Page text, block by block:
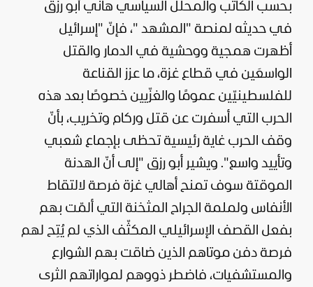
بحسب الكاتب والمحلل السياسي هاني أبو رزق
في حديثه لمنصة " المشهد "، فإنّ "إسرائيل
أظهرت همجية ووحشية في الدمار والقتل
الواسعَين في قطاع غزة، ما عزز القناعة
للفلسطينيّين عمومًا والغزّيين خصوصًا بعد هذه
الحرب التي أسفرت عن قتل وركام وتخريب، بأنّ
وقف الحرب غاية رئيسية تحظى بإجماع شعبي
وتأييد واسع". ويشير أبو رزق "إلى أنّ الهدنة
الموقتة سوف تمنح أهالي غزة فرصة لالتقاط
الأنفاس ولملمة الجراح المثخنة التي ألمّت بهم
بفعل القصف الإسرائيلي المكثّف الذي لم يُتِح لهم
فرصة دفن موتاهم الذين ضاقت بهم الشوارع
والمستشفيات، فاضطر ذووهم لمواراتهم الثرى